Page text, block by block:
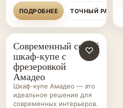
ПОДРОБНЕЕ ТОЧНЫЙ РАСЧЁТ
ШКАФЫ-
КУПЕ НА ЗАКАЗ
♡
Современный серый
шкаф-купе с
фрезеровкой
Амадео
Шкаф-купе Амадео — это
идеальное решение для
современных интерьеров.